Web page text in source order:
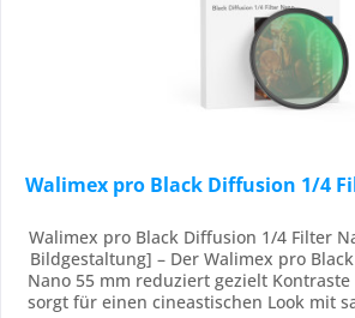
Walimex pro Black Diffusion 1/4
Walimex pro Black Diffusion 1/4 Filter
Bildgestaltung] – Der Walimex pro
Nano 55 mm reduziert gezielt
sorgt für einen cineastischen Look mit